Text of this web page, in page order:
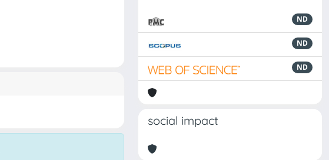
ND
ND
ND
social impact